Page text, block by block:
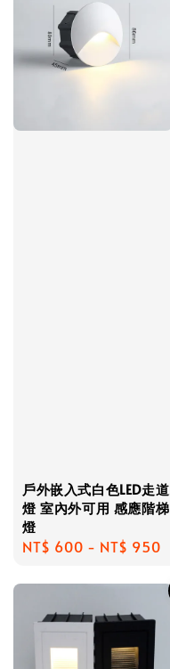
戶外嵌入式白色LED走道
燈 室內外可用 感應階梯
燈
Regular
NT$ 600 - NT$ 950